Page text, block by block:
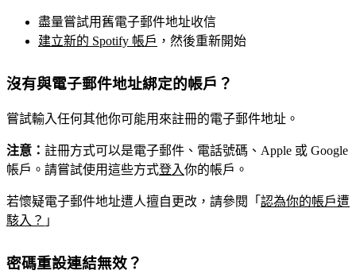
盡量嘗試用舊電子郵件地址收信
建立新的 Spotify 帳戶 ，然後重新開始
沒有與電子郵件地址綁定的帳戶？
嘗試輸入任何其他你可能用來註冊的電子郵件地址。
注意： 註冊方式可以是電子郵件、電話號碼、Apple 或 Google
帳戶。請嘗試使用這些方式登入你的帳戶。
若懷疑電子郵件地址遭人擅自更改，請參閱「 認為你的帳戶遭
駭入？ 」
密碼重設連結無效？